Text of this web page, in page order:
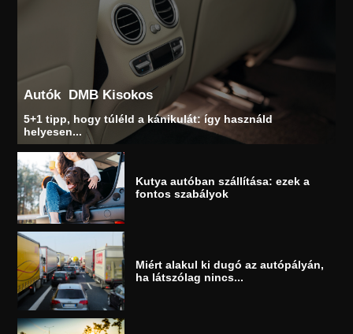
Autók DMB Kisokos
5+1 tipp, hogy túléld a kánikulát: így használd
helyesen...
Kutya autóban szállítása: ezek a
fontos szabályok
Miért alakul ki dugó az autópályán,
ha látszólag nincs...